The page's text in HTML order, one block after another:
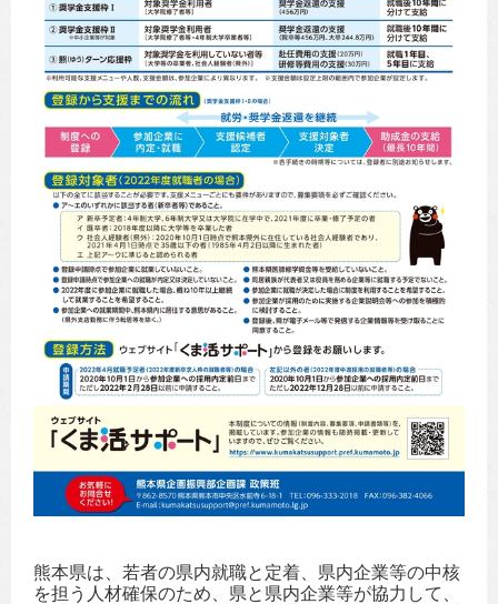
熊本県は、若者の県内就職と定着、県内企業等の中核
を担う人材確保のため、県と県内企業等が協力して、